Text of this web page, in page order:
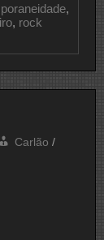
,
, rock
Carlão /